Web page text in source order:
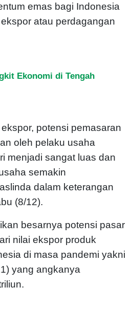
emas bagi Indonesia
atau perdagangan
Ekonomi di Tengah
potensi pemasaran
oleh pelaku usaha
menjadi sangat luas dan
semakin
dalam keterangan
(8/12).
besarnya potensi pasar
nilai ekspor produk
di masa pandemi yakni
yang angkanya